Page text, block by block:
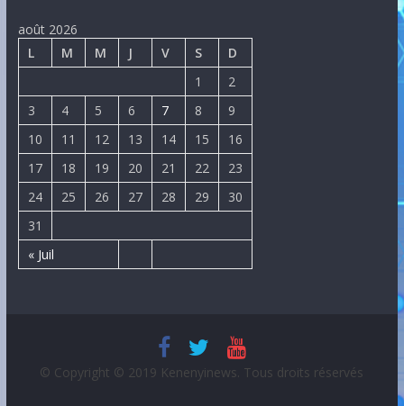
août 2026
L
M M J V S D
« Juil
1
2
3
4 5 6 7 8
9
10
11 12 13 14 15
16
17
18 19 20 21 22
23
24
25 26 27 28 29
30
31
© Copyright © 2019 Kenenyinews. Tous droits réservés